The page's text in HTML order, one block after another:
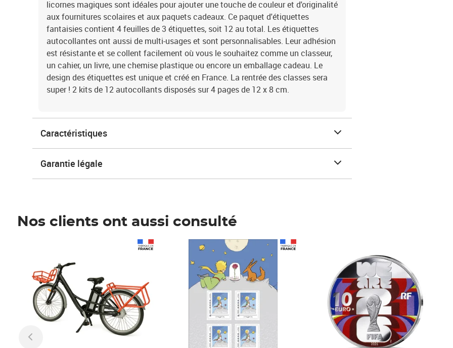
licornes magiques sont idéales pour ajouter une touche de couleur et d'originalité
aux fournitures scolaires et aux paquets cadeaux. Ce paquet d'étiquettes
fantaisies contient 4 feuilles de 3 étiquettes, soit 12 au total. Les étiquettes
autocollantes ont aussi de multi-usages et sont personnalisables. Leur adhésion
est résistante et se collent facilement où vous le souhaitez comme un classeur,
un cahier, un livre, une chemise plastique ou encore un emballage cadeau. Le
design des étiquettes est unique et créé en France. La rentrée des classes sera
super ! 2 kits de 12 autocollants disposés sur 4 pages de 12 x 8 cm.
Caractéristiques
Garantie légale
Nos clients ont aussi consulté
Prix 6,25€ HT